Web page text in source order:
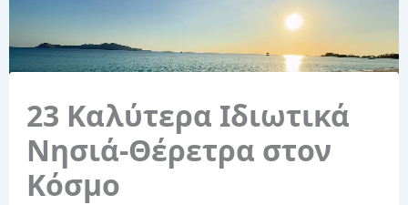
23 Καλύτερα Ιδιωτικά
Νησιά-Θέρετρα στον
Κόσμο